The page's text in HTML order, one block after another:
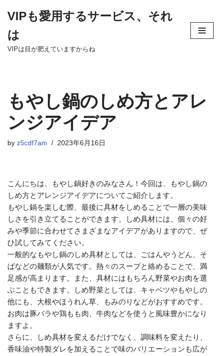
to
content
VIPも愛用するサービス、それ
は
VIPは目が肥えていますからね
もやし鍋のしめ方とアレ
ンジアイデア
by z5cdf7am 2023年6月16日
こんにちは、もやし鍋好きのみなさん！今回は、もやし鍋の
しめ方とアレンジアイデアについてご紹介します。
もやし鍋を楽しむ際、最後に具材をしめることで一層の美味
しさを引き立てることができます。しめ具材には、個々の好
みや季節に合わせてさまざまなアイデアがありますので、ぜ
ひ試してみてください。
一般的なもやし鍋のしめ具材としては、ごはんやうどん、そ
ばなどの麺類が人気です。熱々のスープと絡めることで、満
足感が高まります。また、具材にはもちろん野菜やお肉を選
ぶこともできます。しめ野菜としては、キャベツやもやしの
他にも、大根やほうれん草、もみのりなどがおすすめです。
お肉は豚バラや鶏もも肉、牛肉などを使うと風味豊かになり
ますよ。
さらに、しめ具材を変えるだけでなく、調味料を変えたり、
香味油や特製ダレを加えることで味のバリエーションも広が